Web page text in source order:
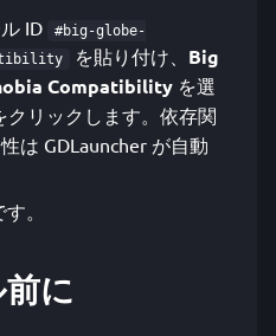
ID
#big-globe-
を貼り付け、 Big
Compatibility を選
クリックします。依存関
は GDLauncher が自動
。
に